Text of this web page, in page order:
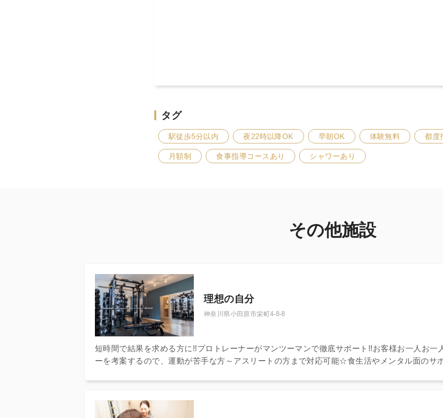
タグ
駅徒歩5分以内 夜22時以降OK 早朝OK 体験無料 都度
月額制 食事指導コースあり シャワーあり
その他施設
理想の自分
神奈川県小田原市栄町4-8-8
短時間で結果を求める方に!!プロトレーナーがマンツーマンで徹底サポート!!お客様お一人お一
ーを考案するので、運動が苦手な方～アスリートの方まで対応可能☆食生活やメンタル面のサ